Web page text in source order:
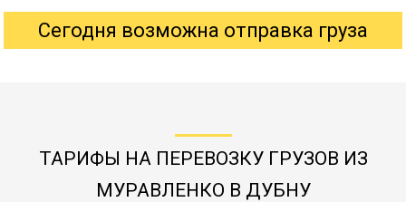
Сегодня возможна отправка груза
ТАРИФЫ НА ПЕРЕВОЗКУ ГРУЗОВ ИЗ
МУРАВЛЕНКО В ДУБНУ